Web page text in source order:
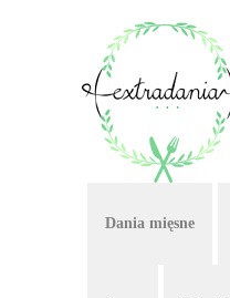
Dania mięsne